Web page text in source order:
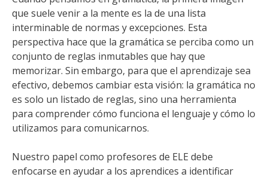
que suele venir a la mente es la de una lista
interminable de normas y excepciones. Esta
perspectiva hace que la gramática se perciba como un
conjunto de reglas inmutables que hay que
memorizar. Sin embargo, para que el aprendizaje sea
efectivo, debemos cambiar esta visión: la gramática no
es solo un listado de reglas, sino una herramienta
para comprender cómo funciona el lenguaje y cómo lo
utilizamos para comunicarnos.
Nuestro papel como profesores de ELE debe
enfocarse en ayudar a los aprendices a identificar